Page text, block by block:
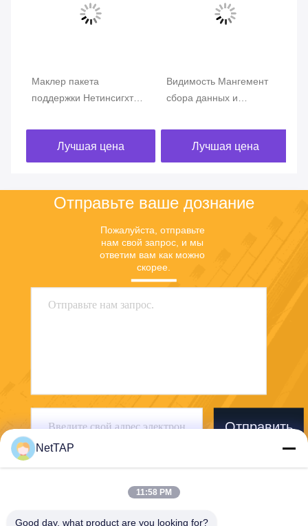
Маклер пакета
поддержки Нетинсигхт
зоны неслышимости
контроля и угрозы
безопасностью
Лучшая цена
Видимость Мангемент
сбора данных и
пакета сети аналитика
НетинсигхтЛучшая цена
Отправьте ваше дознание
Пожалуйста, отправьте
нам свой запрос, и мы
ответим вам как можно
скорее.
Отправить
NetTAP
11:58 PM
Good day, what product are you looking for?